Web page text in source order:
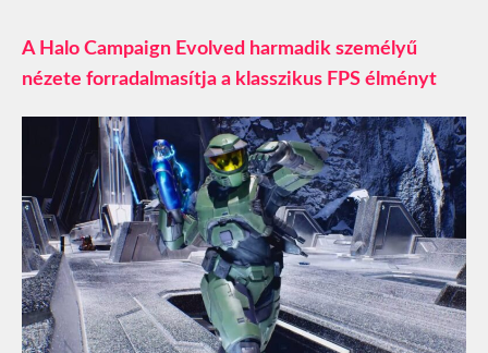
A Halo Campaign Evolved harmadik személyű
nézete forradalmasítja a klasszikus FPS élményt